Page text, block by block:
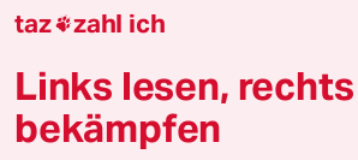
Newsletter
team zukunft
taz zahl ich
Links lesen, rechts
bekämpfen